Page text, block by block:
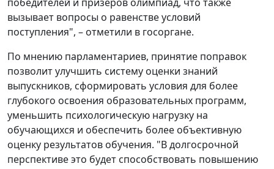
вызывает вопросы о равенстве условий
поступления", – отметили в госоргане.
По мнению парламентариев, принятие поправок
позволит улучшить систему оценки знаний
выпускников, сформировать условия для более
глубокого освоения образовательных программ,
уменьшить психологическую нагрузку на
обучающихся и обеспечить более объективную
оценку результатов обучения. "В долгосрочной
перспективе это будет способствовать повышению